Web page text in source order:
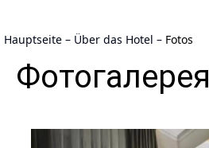
Hauptseite – Über das Hotel – Fotos
Фотогалерея